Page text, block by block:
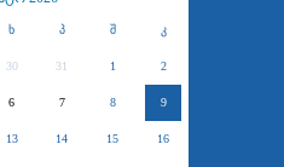
ხ პ შ კ
30 31 1 2
6 7 8 9
13 14 15 16